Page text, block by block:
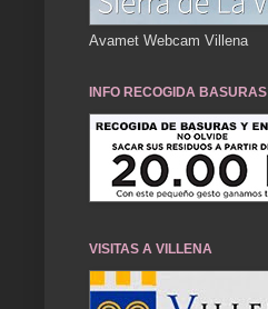
Avamet Webcam Villena
INFO RECOGIDA BASURAS
VISITAS A VILLENA